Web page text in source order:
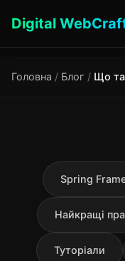
Digital
Головна / Блог /
Spring
Найкращі
Туторіали